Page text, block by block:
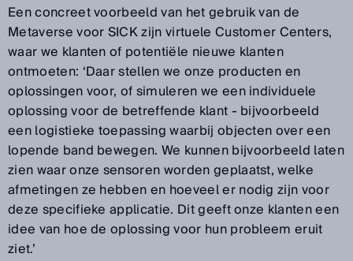
Een concreet voorbeeld van het gebruik van de
Metaverse voor SICK zijn virtuele Customer Centers,
waar we klanten of potentiële nieuwe klanten
ontmoeten: ‘Daar stellen we onze producten en
oplossingen voor, of simuleren we een individuele
oplossing voor de betreffende klant - bijvoorbeeld
een logistieke toepassing waarbij objecten over een
lopende band bewegen. We kunnen bijvoorbeeld laten
zien waar onze sensoren worden geplaatst, welke
afmetingen ze hebben en hoeveel er nodig zijn voor
deze specifieke applicatie. Dit geeft onze klanten een
idee van hoe de oplossing voor hun probleem eruit
ziet.’